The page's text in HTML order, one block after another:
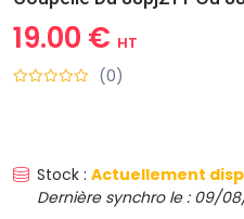
19.00 € HT
(0)
Stock : Actuellement
Dernière synchro le : 09/